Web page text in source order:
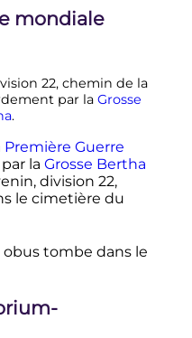
mondiale
22, chemin de la
par la Grosse
.
Première Guerre
la Grosse Bertha
division 22,
le cimetière du
obus tombe dans le